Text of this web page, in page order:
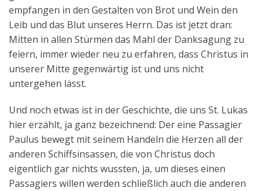
empfangen in den Gestalten von Brot und Wein den
Leib und das Blut unseres Herrn. Das ist jetzt dran:
Mitten in allen Stürmen das Mahl der Danksagung zu
feiern, immer wieder neu zu erfahren, dass Christus in
unserer Mitte gegenwärtig ist und uns nicht
untergehen lässt.
Und noch etwas ist in der Geschichte, die uns St. Lukas
hier erzählt, ja ganz bezeichnend: Der eine Passagier
Paulus bewegt mit seinem Handeln die Herzen all der
anderen Schiffsinsassen, die von Christus doch
eigentlich gar nichts wussten, ja, um dieses einen
Passagiers willen werden schließlich auch die anderen